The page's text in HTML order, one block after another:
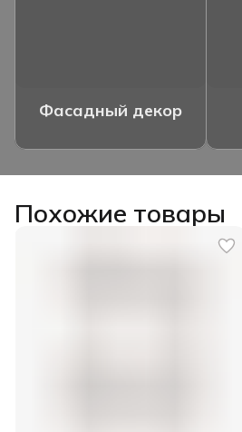
Фасадный декор
Похожие товары